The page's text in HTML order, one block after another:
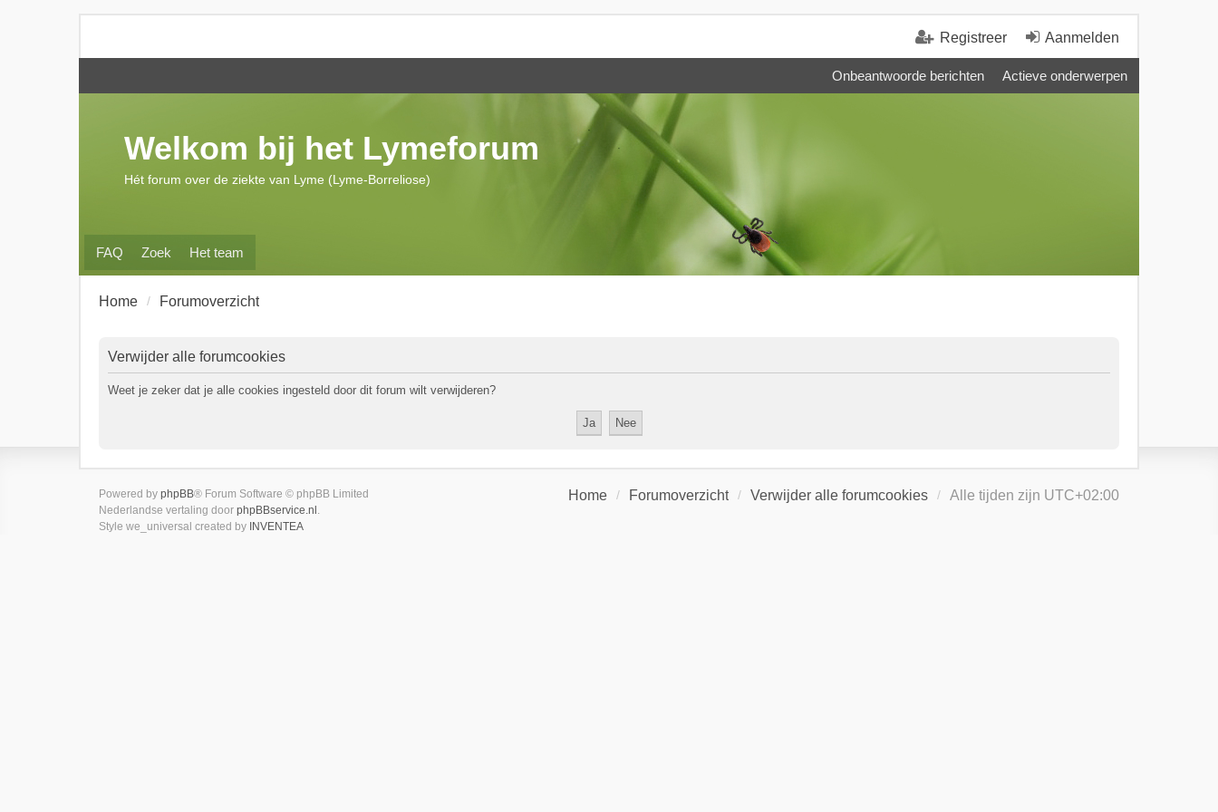
Aanmelden
Registreer
Onbeantwoorde berichten Actieve onderwerpen
FAQ Zoek Het team
Welkom bij het Lymeforum
Hét forum over de ziekte van Lyme (Lyme-Borreliose)
Home Forumoverzicht
Verwijder alle forumcookies
Weet je zeker dat je alle cookies ingesteld door dit forum wilt verwijderen?
Home Forumoverzicht Verwijder alle forumcookies Alle tijden zijn UTC+02:00
Powered by phpBB® Forum Software © phpBB Limited
Nederlandse vertaling door phpBBservice.nl .
Style we_universal created by INVENTEA